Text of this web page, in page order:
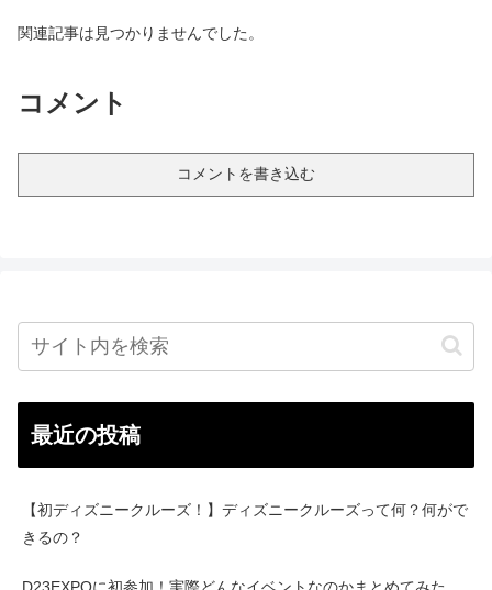
関連記事は見つかりませんでした。
コメント
コメントを書き込む
最近の投稿
【初ディズニークルーズ！】ディズニークルーズって何？何がで
きるの？